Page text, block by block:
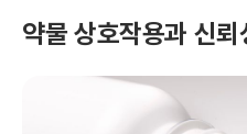
약물 상호작용과 신